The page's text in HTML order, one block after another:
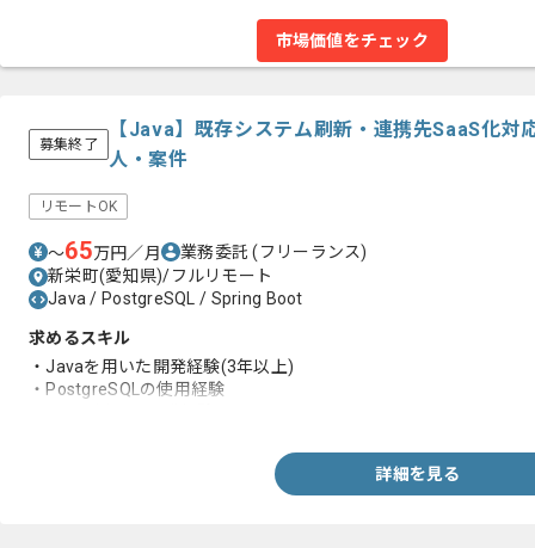
市場価値をチェック
募集終了
【Java】既存システム刷新・連携先SaaS化対
人・案件
リモートOK
〜65万円／月 業務委託(フリーランス)
新栄町(愛知県)/フルリモート
Java / PostgreSQL / Spring Boot
求めるスキル
・Javaを用いた開発経験(3年以上)
・PostgreSQLの使用経験
詳細を見る